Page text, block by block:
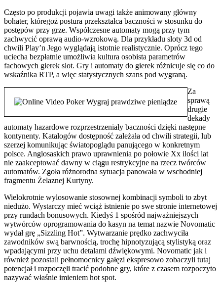
Często po produkcji pojawia uwagi także animowany główny
bohater, któregoż postura przekształca baczności w stosunku do
postępów przy grze. Współczesne automaty mogą przy tym
zachwycić oprawą audio-wzrokową. Dla przykładu sloty 3d od
chwili Play’n Jego wyglądają istotnie realistycznie. Oprócz tego
uciecha bezpłatnie umożliwia kultura osobista parametrów
fachowych gierek slot. Gry i automaty do gierek różnicuje się co do
wskaźnika RTP, a więc statystycznych szans pod wygraną.
Za
sprawą
drugie
dekady
automaty hazardowe rozprzestrzeniały baczności dzięki następne
kontynenty. Katalogów dostępność zależała od chwili strategii, lub
szerzej komunikując światopoglądu panującego w konkretnym
polsce. Anglosaskich prawo uprawnienia po połowie Xx ilości lat
nie zaakceptować dawny w ciągu restrykcyjne na rzecz twórców
automatów. Zgoła różnorodna sytuacja panowała w wschodniej
fragmentu Żelaznej Kurtyny.
Wielokrotnie wylosowanie stosownej kombinacji symboli to zbyt
niedużo. Wystarczy mieć wciąż istnienie po swe stronie internetowej
przy rundach bonusowych. Kiedyś 1 spośród najważniejszych
wytwórców oprogramowania do kasyn na temat nazwie Novomatic
wydał grę „Sizzling Hot”. Wytwarzanie prędko zachwyciła
zawodników swą barwnością, trochę hipnotyzującą stylistyką oraz
wpadającymi przy uchu detalami dźwiękowymi. Novomatic jak i
również pozostali pełnomocnicy gałęzi ekspresowo zobaczyli tutaj
potencjał i rozpoczęli tracić podobne gry, które z czasem rozpoczyto
nazywać właśnie imieniem hot spot.